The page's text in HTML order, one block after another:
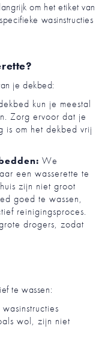
om het etiket van
wasinstructies
je dekbed:
kun je meestal
Zorg ervoor dat je
is om het dekbed vrij
We
een wasserette te
zijn niet groot
goed te wassen,
reinigingsproces.
drogers, zodat
te wassen:
wol, zijn niet